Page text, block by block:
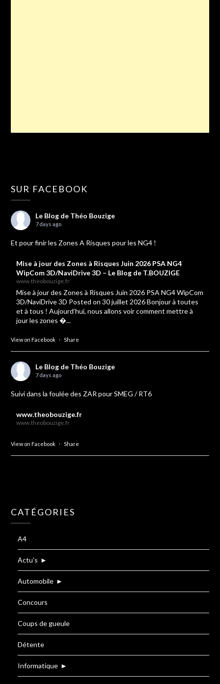
SUR FACEBOOK
Le Blog de Théo Bouzige
7 days ago
Et pour finir les Zones A Risques pour les NG4 !
Mise à jour des Zones à Risques Juin 2026 PSA NG4
WipCom 3D/NaviDrive 3D – Le Blog de T.BOUZIGE
www.theobouzige.fr
Mise à jour des Zones à Risques Juin 2026 PSA NG4 WipCom
3D/NaviDrive 3D Posted on 30 juillet 2026 Bonjour à toutes
et à tous ! Aujourd’hui, nous allons voir comment mettre à
jour les zones �...
View on Facebook · Share
Le Blog de Théo Bouzige
7 days ago
Suivi dans la foulée des ZAR pour SMEG / RT6
www.theobouzige.fr
www.theobouzige.fr
View on Facebook · Share
CATÉGORIES
A4
Actu's ►
Automobile ►
Concours
Coups de gueule
Détente
Informatique ►